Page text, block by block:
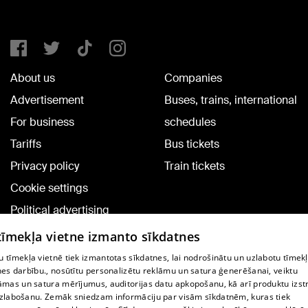
About us
Advertisement
For business
Tariffs
Privacy policy
Cookie settings
Political advertising
Cookie policy
Commenting terms
Companies
Buses, trains, international
schedules
Bus tickets
Train tickets
TV program
vietne izmanto sīkdatnes
tīmekļa vietnē tiek izmantotas sīkdatnes, lai nodrošinātu un uzlabotu
darbību., nosūtītu personalizētu reklāmu un satura ģenerēšanai, veiktu
un satura mērījumus, auditorijas datu apkopošanu, kā arī produktu
Zemāk sniedzam informāciju par visām sīkdatnēm, kuras tiek